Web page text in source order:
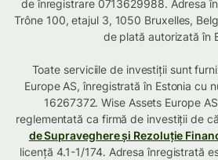
de înregistrare 0713629988. Adresa
Trône 100, etajul 3, 1050 Bruxelles,
de plată autorizată în
Toate serviciile de investiții sunt
Europe AS, înregistrată în Estonia cu
16267372. Wise Assets Europe
reglementată ca firmă de investiții de
de Supraveghere și Rezoluție
licență 4.1-1/174. Adresa înregistrată